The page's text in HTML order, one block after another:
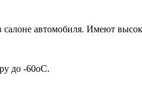
автомобиля. Имеют
до -60oC.